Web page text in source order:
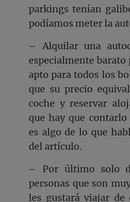
parkings tenían
podíamos meter la
– Alquilar una
especialmente barato
apto para todos los
que su precio
coche y reservar
que hay que
es algo de lo que
del artículo.
– Por último solo
personas que son
les gustará viajar de